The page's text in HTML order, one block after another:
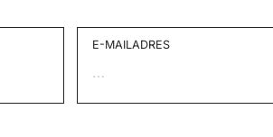
E-MAILADRES